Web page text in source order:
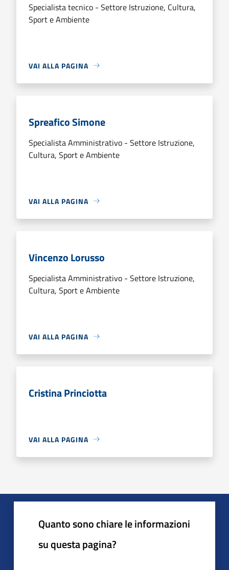
Specialista tecnico - Settore Istruzione, Cultura,
Sport e Ambiente
VAI ALLA PAGINA
Spreafico Simone
Specialista Amministrativo - Settore Istruzione,
Cultura, Sport e Ambiente
VAI ALLA PAGINA
Vincenzo Lorusso
Specialista Amministrativo - Settore Istruzione,
Cultura, Sport e Ambiente
VAI ALLA PAGINA
Cristina Princiotta
VAI ALLA PAGINA
Quanto sono chiare le informazioni
su questa pagina?